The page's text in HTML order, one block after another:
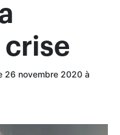
crise
26 novembre 2020 à